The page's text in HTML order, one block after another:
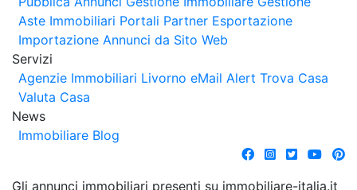
Aste Immobiliari Portali Partner Esportazione
Importazione Annunci da Sito Web
Servizi
Agenzie Immobiliari Livorno eMail Alert Trova Casa
Valuta Casa
News
Immobiliare Blog
Gli annunci immobiliari presenti su immobiliare-italia.it